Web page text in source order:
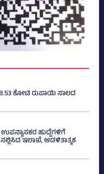
ಕೋಟಿ ರುಪಾಯಿ ಸಾಲದ
ಹುದ್ದೆಗಳಿಗೆ
ಇಲಾಖೆ, ಆಡಳಿತಾತ್ಮಕ